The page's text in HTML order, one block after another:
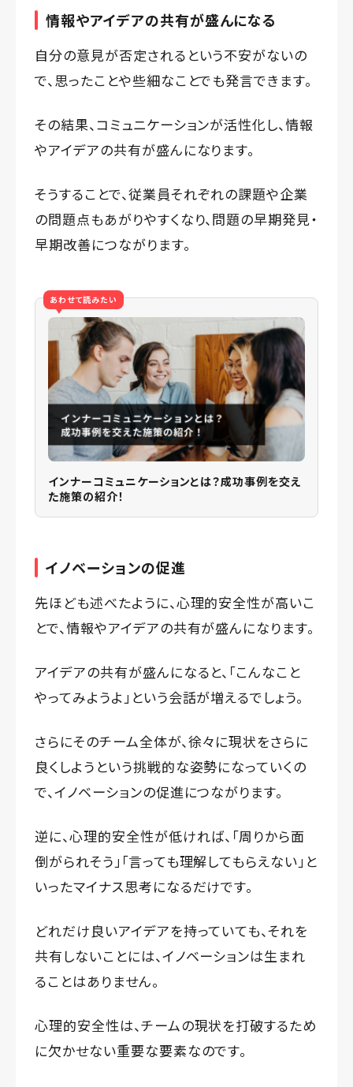
情報やアイデアの共有が盛んになる
自分の意見が否定されるという不安がないの
で、思ったことや些細なことでも発言できます。
その結果、コミュニケーションが活性化し、情報
やアイデアの共有が盛んになります。
そうすることで、従業員それぞれの課題や企業
の問題点もあがりやすくなり、問題の早期発見・
早期改善につながります。
あわせて読みたい
インナーコミュニケーションとは？成功事例を交え
た施策の紹介！
イノベーションの促進
先ほども述べたように、心理的安全性が高いこ
とで、情報やアイデアの共有が盛んになります。
アイデアの共有が盛んになると、「こんなこと
やってみようよ」という会話が増えるでしょう。
さらにそのチーム全体が、徐々に現状をさらに
良くしようという挑戦的な姿勢になっていくの
で、イノベーションの促進につながります。
逆に、心理的安全性が低ければ、「周りから面
倒がられそう」「言っても理解してもらえない」と
いったマイナス思考になるだけです。
どれだけ良いアイデアを持っていても、それを
共有しないことには、イノベーションは生まれ
ることはありません。
心理的安全性は、チームの現状を打破するため
に欠かせない重要な要素なのです。